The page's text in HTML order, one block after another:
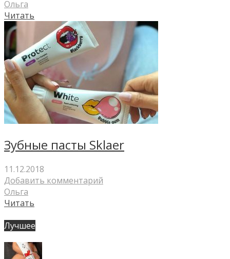
Ольга
Читать
Зубные пасты Sklaer
11.12.2018
Добавить комментарий
Ольга
Читать
Лучшее